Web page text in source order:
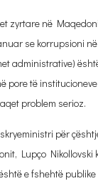
zyrtare në
se korrupsioni
administrative)
pore të
problem serioz.
për
Lupço Nikollovski
e fshehtë